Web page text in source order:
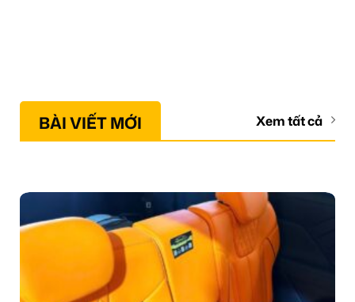
BÀI VIẾT MỚI Xem tất cả